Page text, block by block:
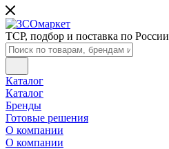
ТСР, подбор и поставка по России
Каталог
Каталог
Бренды
Готовые решения
О компании
О компании